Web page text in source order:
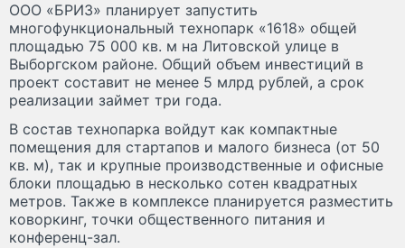
ООО «БРИЗ» планирует запустить
многофункциональный технопарк «1618» общей
площадью 75 000 кв. м на Литовской улице в
Выборгском районе. Общий объем инвестиций в
проект составит не менее 5 млрд рублей, а срок
реализации займет три года.
В состав технопарка войдут как компактные
помещения для стартапов и малого бизнеса (от 50
кв. м), так и крупные производственные и офисные
блоки площадью в несколько сотен квадратных
метров. Также в комплексе планируется разместить
коворкинг, точки общественного питания и
конференц-зал.